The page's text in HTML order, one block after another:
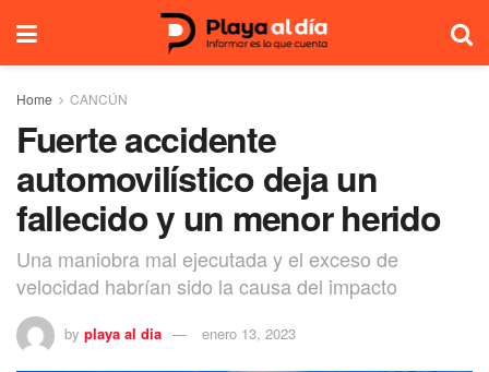
Home CANCÚN
Fuerte accidente
automovilístico deja un
fallecido y un menor herido
Una maniobra mal ejecutada y el exceso de
velocidad habrían sido la causa del impacto
by playa al dia enero 13, 2023